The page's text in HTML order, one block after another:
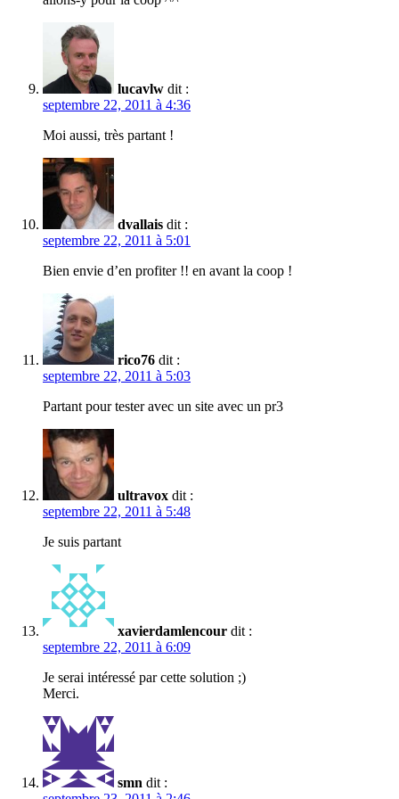
lucavlw dit :
septembre 22, 2011 à 4:36
Moi aussi, très partant !
dvallais dit :
septembre 22, 2011 à 5:01
Bien envie d’en profiter !! en avant la coop !
rico76 dit :
septembre 22, 2011 à 5:03
Partant pour tester avec un site avec un pr3
ultravox dit :
septembre 22, 2011 à 5:48
Je suis partant
xavierdamlencour dit :
septembre 22, 2011 à 6:09
Je serai intéressé par cette solution ;)
Merci.
smn dit :